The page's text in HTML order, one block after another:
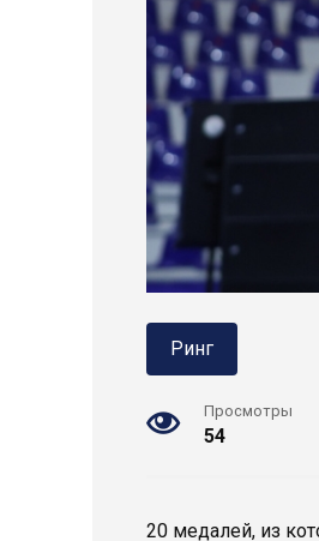
Ринг
Просмотры
54
20 медалей, из